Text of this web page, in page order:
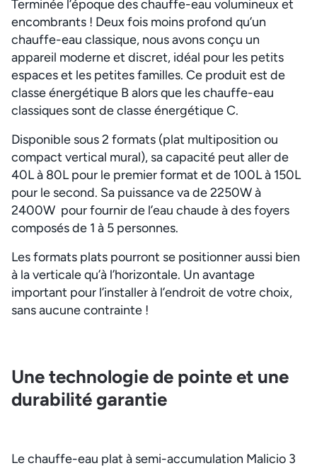
Terminée l’époque des chauffe-eau volumineux et
encombrants ! Deux fois moins profond qu’un
chauffe-eau classique, nous avons conçu un
appareil moderne et discret, idéal pour les petits
espaces et les petites familles. Ce produit est de
classe énergétique B alors que les chauffe-eau
classiques sont de classe énergétique C.
Disponible sous 2 formats (plat multiposition ou
compact vertical mural), sa capacité peut aller de
40L à 80L pour le premier format et de 100L à 150L
pour le second. Sa puissance va de 2250W à
2400W pour fournir de l’eau chaude à des foyers
composés de 1 à 5 personnes.
Les formats plats pourront se positionner aussi bien
à la verticale qu’à l’horizontale. Un avantage
important pour l’installer à l’endroit de votre choix,
sans aucune contrainte !
Une technologie de pointe et une
durabilité garantie
Le chauffe-eau plat à semi-accumulation Malicio 3